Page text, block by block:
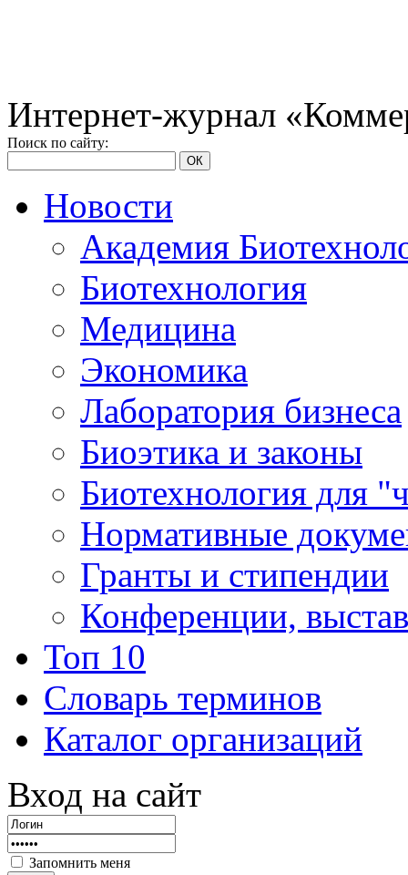
Интернет-журнал
Поиск по сайту:
ОК
Новости
Академия
Биотехнология
Медицина
Экономика
Лаборатория бизнеса
Биоэтика и законы
Биотехнология для
Нормативные
Гранты и стипендии
Конференции,
Топ 10
Словарь терминов
Каталог организаций
Вход на сайт
Запомнить меня